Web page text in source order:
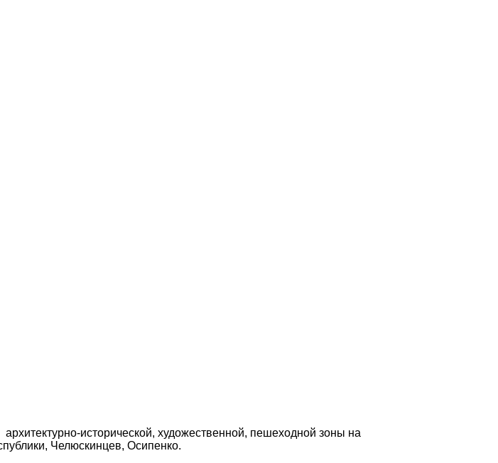
исторической, художественной, пешеходной зоны на
Челюскинцев, Осипенко.